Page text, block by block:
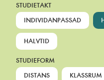
STUDIETAKT
INDIVIDANPASSAD
HALVTID
STUDIEFORM
DISTANS
KLASSRUM